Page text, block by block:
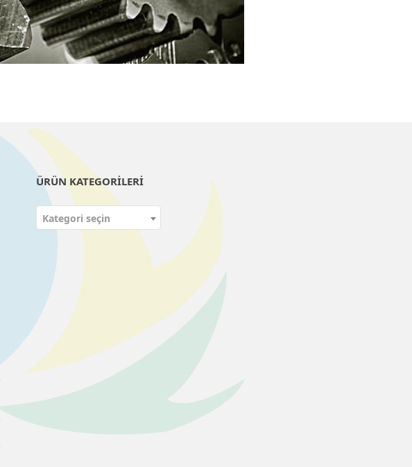
ÜRÜN KATEGORILERI
Kategori seçin